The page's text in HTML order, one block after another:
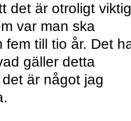
det är otroligt
var man ska
fem till tio år. Det
gäller detta
är något jag